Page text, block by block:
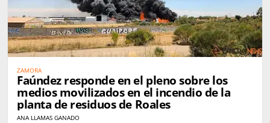
ZAMORA
Faúndez responde en el pleno sobre los
medios movilizados en el incendio de la
planta de residuos de Roales
ANA LLAMAS GANADO